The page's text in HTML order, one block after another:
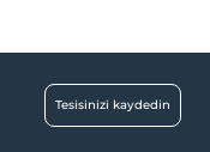
Tesisinizi kaydedin